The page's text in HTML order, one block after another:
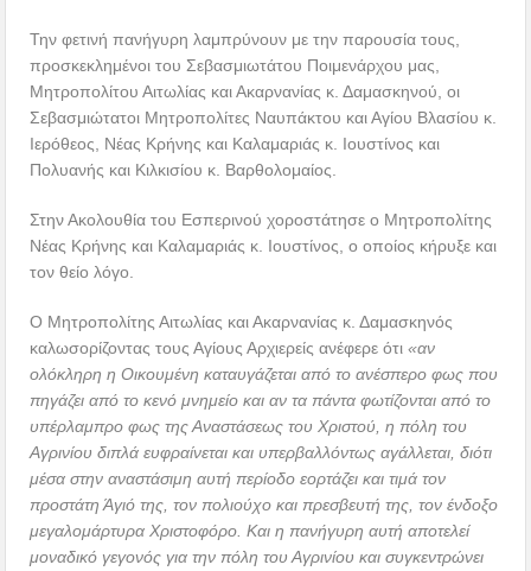
Την φετινή πανήγυρη λαμπρύνουν με την παρουσία τους,
προσκεκλημένοι του Σεβασμιωτάτου Ποιμενάρχου μας,
Μητροπολίτου Αιτωλίας και Ακαρνανίας κ. Δαμασκηνού, οι
Σεβασμιώτατοι Μητροπολίτες Ναυπάκτου και Αγίου Βλασίου κ.
Ιερόθεος, Νέας Κρήνης και Καλαμαριάς κ. Ιουστίνος και
Πολυανής και Κιλκισίου κ. Βαρθολομαίος.
Στην Ακολουθία του Εσπερινού χοροστάτησε ο Μητροπολίτης
Νέας Κρήνης και Καλαμαριάς κ. Ιουστίνος, ο οποίος κήρυξε και
τον θείο λόγο.
Ο Μητροπολίτης Αιτωλίας και Ακαρνανίας κ. Δαμασκηνός
καλωσορίζοντας τους Αγίους Αρχιερείς ανέφερε ότι«αν
ολόκληρη η Οικουμένη καταυγάζεται από το ανέσπερο φως που
πηγάζει από το κενό μνημείο και αν τα πάντα φωτίζονται από το
υπέρλαμπρο φως της Αναστάσεως του Χριστού, η πόλη του
Αγρινίου διπλά ευφραίνεται και υπερβαλλόντως αγάλλεται, διότι
μέσα στην αναστάσιμη αυτή περίοδο εορτάζει και τιμά τον
προστάτη Άγιό της, τον πολιούχο και πρεσβευτή της, τον ένδοξο
μεγαλομάρτυρα Χριστοφόρο. Και η πανήγυρη αυτή αποτελεί
μοναδικό γεγονός για την πόλη του Αγρινίου και συγκεντρώνει